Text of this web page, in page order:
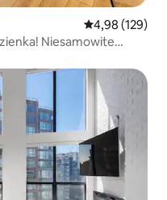
Średnia
4,98 (129)
Niesamowite